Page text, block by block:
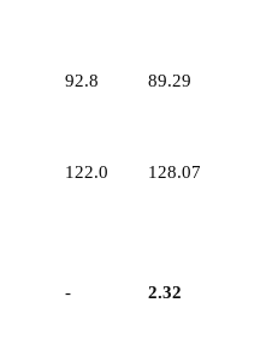
92.8 89.29
122.0 128.07
- 2.32